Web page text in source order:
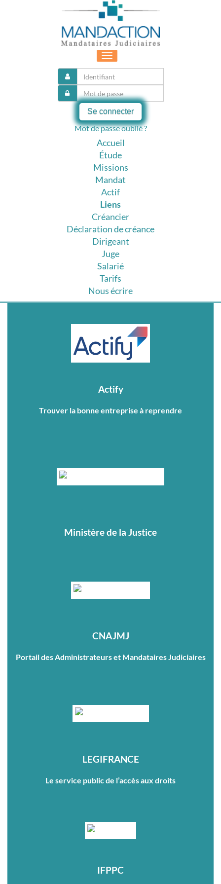
Toggle
navigation
Se connecter
Mot de passe oublié ?
Accueil
Étude
Missions
Mandat
Actif
Liens
Créancier
Déclaration de créance
Dirigeant
Juge
Salarié
Tarifs
Nous écrire
Actify
Trouver la bonne entreprise à reprendre
Ministère de la Justice
CNAJMJ
Portail des Administrateurs et Mandataires Judiciaires
LEGIFRANCE
Le service public de l’accès aux droits
IFPPC